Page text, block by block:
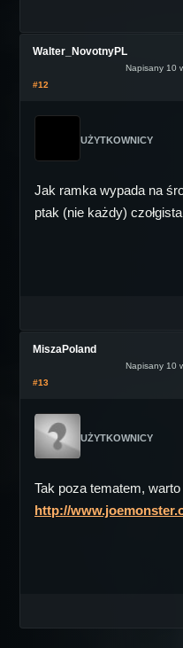
Walter_NovotnyPL
Napisany 10
#12
UŻYTKOWNICY
Jak ramka wypada na
ptak (nie każdy)
MiszaPoland
Napisany 10
#13
UŻYTKOWNICY
Tak poza tematem,
http://